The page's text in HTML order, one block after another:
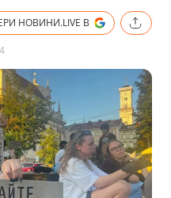
НОВИНИ.LIVE В